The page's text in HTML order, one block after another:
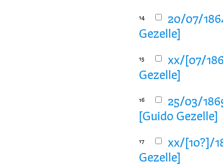
14
20/07/
Gezelle]
15
xx/[07/
Gezelle]
16
25/03/
[Guido Gezelle]
17
xx/[10?]/
Gezelle]